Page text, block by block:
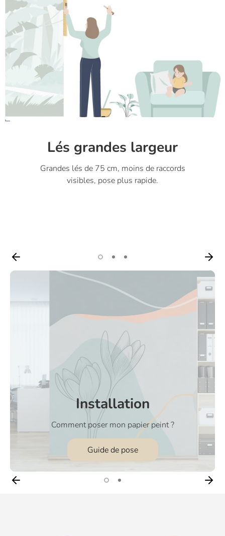
Lés grandes largeur
Grandes lés de 75 cm, moins de raccords
visibles, pose plus rapide.
Installation
Comment poser mon papier peint ?
Guide de pose